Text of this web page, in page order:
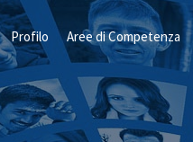
Profilo Aree di Competenza